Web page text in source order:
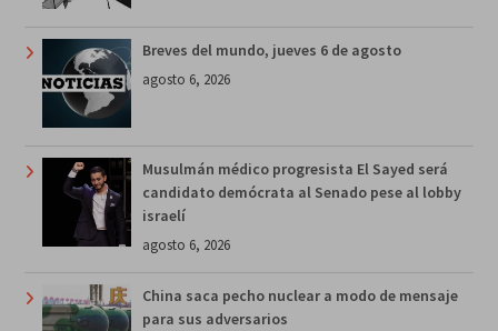
Breves del mundo, jueves 6 de agosto
agosto 6, 2026
Musulmán médico progresista El Sayed será
candidato demócrata al Senado pese al lobby
israelí
agosto 6, 2026
China saca pecho nuclear a modo de mensaje
para sus adversarios